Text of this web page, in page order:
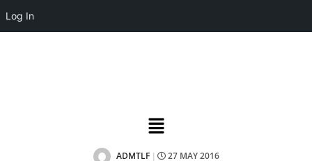
Log In
ADMTLF 27 MAY 2016